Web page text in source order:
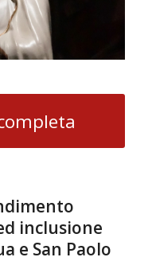
inclusione
e San Paolo